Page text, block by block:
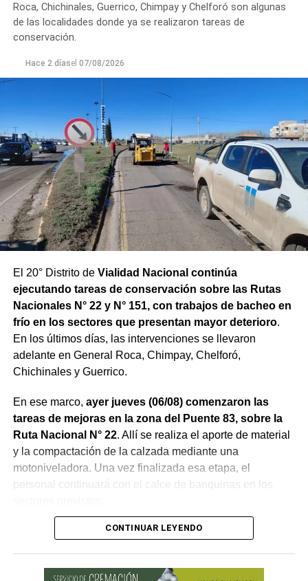
Los equipos técnicos de Aguas Rionegrinas mantienen
un seguimiento constante de la evolución de la turbiedad
con las condiciones que presenta el río.
Roca, Chichinales, Guerrico, Chimpay y Chelforó son algunas
de las localidades donde ya se realizaron tareas de
conservación.
Hace 2 díasel 07/08/2026
El 20° Distrito de Vialidad Nacional continúa
ejecutando tareas de conservación sobre las Rutas
Nacionales N° 22 y N° 151, con trabajos de bacheo en
frío en los sectores que presentan mayor deterioro.
En los últimos días, las intervenciones se llevaron
adelante en General Roca, Chimpay, Chelforó,
Chichinales y Guerrico.
En ese marco, ayer jueves (06/08) comenzaron las
tareas de mejoras en la zona del Puente 83, sobre la
Ruta Nacional N° 22. Allí se realiza el aporte de material
y la compactación de la calzada mediante una
motoniveladora. Una vez finalizada esa etapa, el
personal continuará con el calce de banquinas en los
CONTINUAR LEYENDO